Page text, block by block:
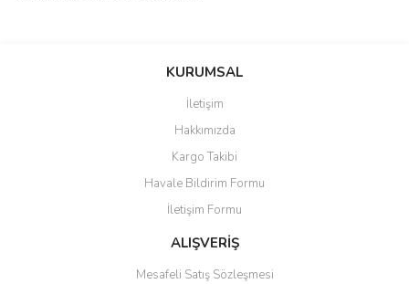
Bu ürüne ilk yorumu siz yapın!
Ürün resmi kalitesiz, bozuk veya görüntülenemiyor.
Ürün açıklamasında eksik bilgiler bulunuyor.
Ürün bilgilerinde hatalar bulunuyor.
Ürün fiyatı diğer sitelerden daha pahalı.
Bu ürüne benzer farklı alternatifler olmalı.
KURUMSAL
İletişim
Hakkımızda
Kargo Takibi
Havale Bildirim Formu
İletişim Formu
ALIŞVERİŞ
Mesafeli Satış Sözleşmesi